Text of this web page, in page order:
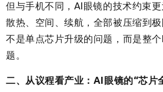
但与手机不同，AI眼镜的技术约束更
散热、空间、续航，全部被压缩到
不是单点芯片升级的问题，而是整
题。
二、从议程看产业：AI眼镜的“芯片